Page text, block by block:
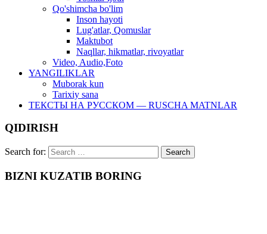
Qo'shimcha bo'lim
Inson hayoti
Lug'atlar, Qomuslar
Maktubot
Naqllar, hikmatlar, rivoyatlar
Video, Audio,Foto
YANGILIKLAR
Muborak kun
Tarixiy sana
ТЕКСТЫ НА РУССКОМ — RUSCHA MATNLAR
QIDIRISH
Search for:
BIZNI KUZATIB BORING